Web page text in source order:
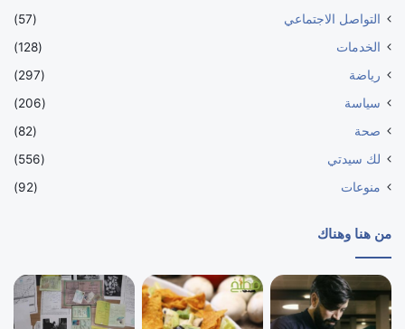
التواصل الاجتماعي
(57)
الخدمات
(128)
رياضة
(297)
سياسة
(206)
صحة
(82)
لك سيدتي
(556)
منوعات
(92)
من هنا وهناك